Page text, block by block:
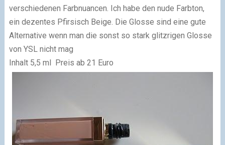
verschiedenen Farbnuancen. Ich habe den nude Farbton,
ein dezentes Pfirsisch Beige. Die Glosse sind eine gute
Alternative wenn man die sonst so stark glitzrigen Glosse
von YSL nicht mag
Inhalt 5,5 ml Preis ab 21 Euro